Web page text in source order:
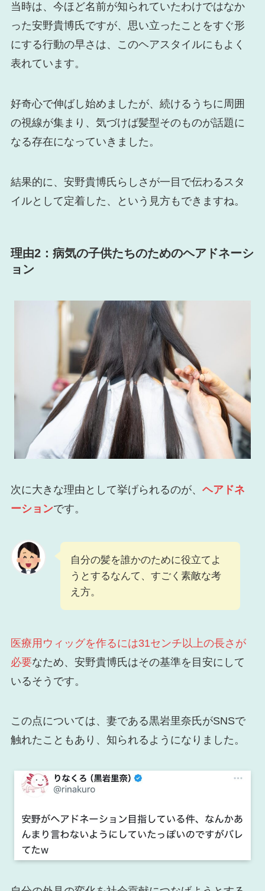
当時は、今ほど名前が知られていたわけではなか
った安野貴博氏ですが、思い立ったことをすぐ形
にする行動の早さは、このヘアスタイルにもよく
表れています。
好奇心で伸ばし始めましたが、続けるうちに周囲
の視線が集まり、気づけば髪型そのものが話題に
なる存在になっていきました。
結果的に、安野貴博氏らしさが一目で伝わるスタ
イルとして定着した、という見方もできますね。
理由2：病気の子供たちのためのヘアドネーシ
ョン
次に大きな理由として挙げられるのが、 ヘアドネ
ーションです。
自分の髪を誰かのために役立てよ
うとするなんて、すごく素敵な考
え方。
医療用ウィッグを作るには31センチ以上の長さが
必要なため、安野貴博氏はその基準を目安にして
いるそうです。
この点については、妻である黒岩里奈氏がSNSで
触れたこともあり、知られるようになりました。